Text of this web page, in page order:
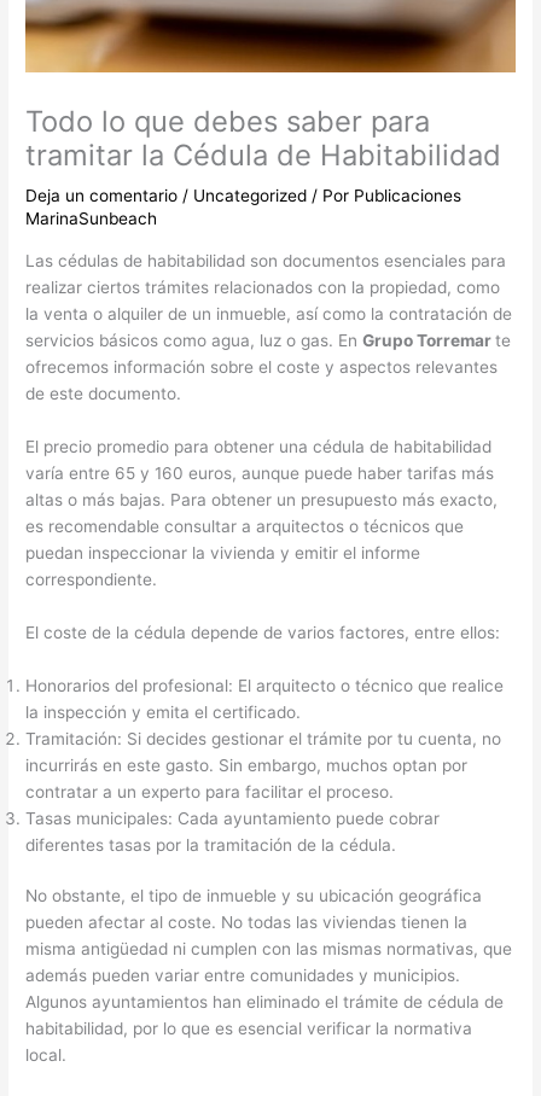
Todo lo que debes saber para
tramitar la Cédula de Habitabilidad
Deja un comentario / Uncategorized / Por Publicaciones
MarinaSunbeach
Las cédulas de habitabilidad son documentos esenciales para
realizar ciertos trámites relacionados con la propiedad, como
la venta o alquiler de un inmueble, así como la contratación de
servicios básicos como agua, luz o gas. EnGrupo Torremarte
ofrecemos información sobre el coste y aspectos relevantes
de este documento.
El precio promedio para obtener una cédula de habitabilidad
varía entre 65 y 160 euros, aunque puede haber tarifas más
altas o más bajas. Para obtener un presupuesto más exacto,
es recomendable consultar a arquitectos o técnicos que
puedan inspeccionar la vivienda y emitir el informe
correspondiente.
El coste de la cédula depende de varios factores, entre ellos:
Honorarios del profesional: El arquitecto o técnico que realice
la inspección y emita el certificado.
Tramitación: Si decides gestionar el trámite por tu cuenta, no
incurrirás en este gasto. Sin embargo, muchos optan por
contratar a un experto para facilitar el proceso.
Tasas municipales: Cada ayuntamiento puede cobrar
diferentes tasas por la tramitación de la cédula.
No obstante, el tipo de inmueble y su ubicación geográfica
pueden afectar al coste. No todas las viviendas tienen la
misma antigüedad ni cumplen con las mismas normativas, que
además pueden variar entre comunidades y municipios.
Algunos ayuntamientos han eliminado el trámite de cédula de
habitabilidad, por lo que es esencial verificar la normativa
local.